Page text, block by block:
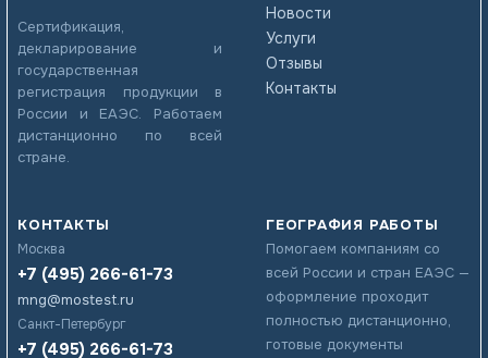
Сертификация,
декларирование и
государственная
регистрация продукции в
России и ЕАЭС. Работаем
дистанционно по всей
стране.
Новости
Услуги
Отзывы
Контакты
КОНТАКТЫ
Москва
+7 (495) 266-61-73
mng@mostest.ru
Санкт-Петербург
+7 (495) 266-61-73
ГЕОГРАФИЯ РАБОТЫ
Помогаем компаниям со
всей России и стран ЕАЭС —
оформление проходит
полностью дистанционно,
готовые документы